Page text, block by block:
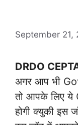
September 21,
DRDO
अगर आप भी
तो आपके लिए ये
होगी क्युकी इस